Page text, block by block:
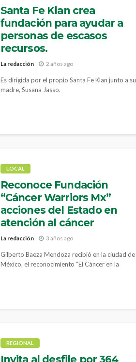
Santa Fe Klan crea
fundación para ayudar a
personas de escasos
recursos.
La redacción 2 años ago
Es dirigida por el propio Santa Fe Klan junto a su
madre, Susana Jasso.
LOCAL
Reconoce Fundación
“Cáncer Warriors Mx”
acciones del Estado en
atención al cáncer
La redacción 3 años ago
Gilberto Baeza Mendoza recibió en la ciudad de
México, el reconocimiento “El Cáncer en la
REGIONAL
Invita al desfile por 364